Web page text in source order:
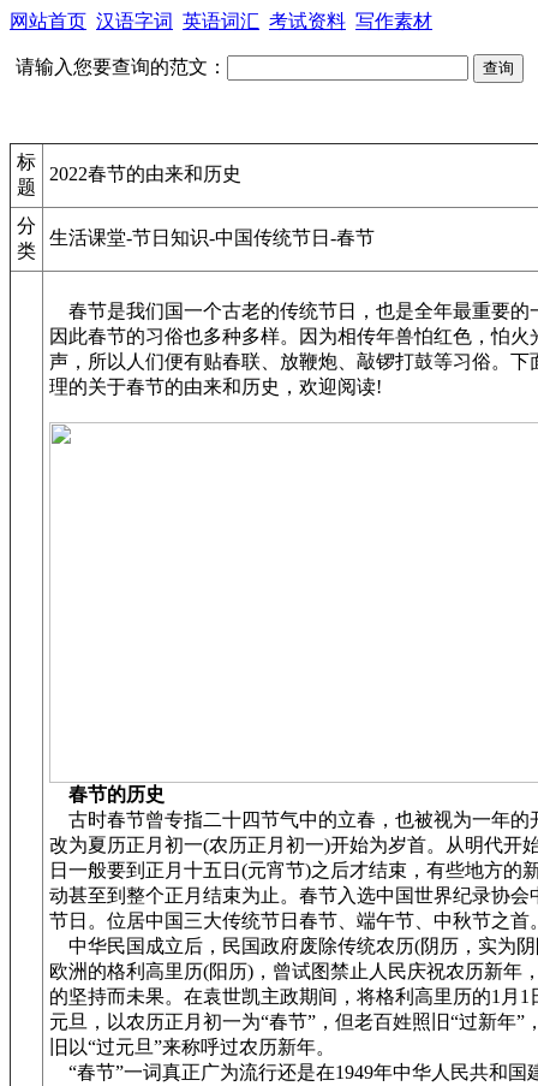
网站首页 汉语字词 英语词汇 考试资料 写作素材
请输入您要查询的范文：
标
题
2022春节的由来和历史
分
类
生活课堂-节日知识-中国传统节日-春节
春节是我们国一个古老的传统节日，也是全年最重要的
因此春节的习俗也多种多样。因为相传年兽怕红色，怕火
声，所以人们便有贴春联、放鞭炮、敲锣打鼓等习俗。下
理的关于春节的由来和历史，欢迎阅读!
春节的历史
古时春节曾专指二十四节气中的立春，也被视为一年的
改为夏历正月初一(农历正月初一)开始为岁首。从明代开
日一般要到正月十五日(元宵节)之后才结束，有些地方的
动甚至到整个正月结束为止。春节入选中国世界纪录协会
节日。位居中国三大传统节日春节、端午节、中秋节之首
中华民国成立后，民国政府废除传统农历(阴历，实为
欧洲的格利高里历(阳历)，曾试图禁止人民庆祝农历新年
的坚持而未果。在袁世凯主政期间，将格利高里历的1月1
元旦，以农历正月初一为“春节”，但老百姓照旧“过新年”
旧以“过元旦”来称呼过农历新年。
“春节”一词真正广为流行还是在1949年中华人民共和国